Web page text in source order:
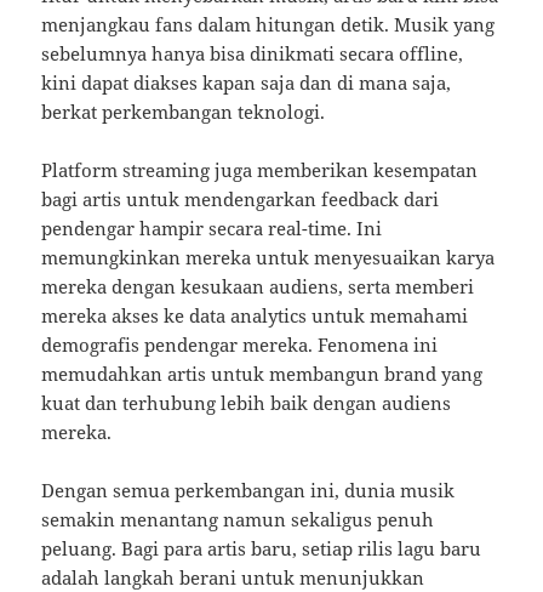
menjangkau fans dalam hitungan detik. Musik yang
sebelumnya hanya bisa dinikmati secara offline,
kini dapat diakses kapan saja dan di mana saja,
berkat perkembangan teknologi.
Platform streaming juga memberikan kesempatan
bagi artis untuk mendengarkan feedback dari
pendengar hampir secara real-time. Ini
memungkinkan mereka untuk menyesuaikan karya
mereka dengan kesukaan audiens, serta memberi
mereka akses ke data analytics untuk memahami
demografis pendengar mereka. Fenomena ini
memudahkan artis untuk membangun brand yang
kuat dan terhubung lebih baik dengan audiens
mereka.
Dengan semua perkembangan ini, dunia musik
semakin menantang namun sekaligus penuh
peluang. Bagi para artis baru, setiap rilis lagu baru
adalah langkah berani untuk menunjukkan